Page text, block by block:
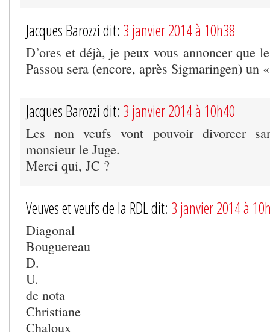
Jacques Barozzi dit: 3 janvier 2014 à 10h38
D’ores et déjà, je peux vous annoncer que
Passou sera (encore, après Sigmaringen)
Jacques Barozzi dit: 3 janvier 2014 à 10h40
Les non veufs vont pouvoir divorcer
monsieur le Juge.
Merci qui, JC ?
Veuves et veufs de la RDL dit: 3 janvier 2014 à
Diagonal
Bouguereau
D.
U.
de nota
Christiane
Chaloux